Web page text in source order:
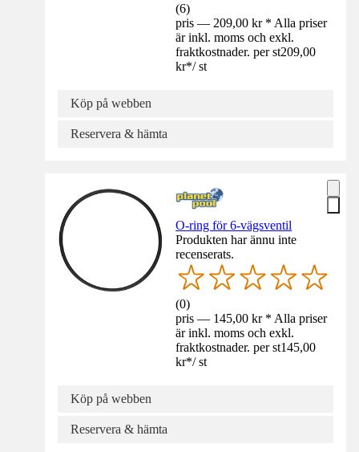
(6)
pris — 209,00 kr * Alla priser
är inkl. moms och exkl.
fraktkostnader. per st209,00
kr*/ st
Köp på webben
Reservera & hämta
O-ring för 6-vägsventil
Produkten har ännu inte
recenserats.
(0)
pris — 145,00 kr * Alla priser
är inkl. moms och exkl.
fraktkostnader. per st145,00
kr*/ st
Köp på webben
Reservera & hämta